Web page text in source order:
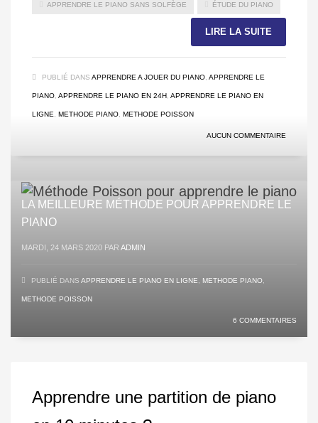
APPRENDRE LE PIANO SANS SOLFÈGE ÉTUDE DU PIANO
LIRE LA SUITE
PUBLIÉ DANS APPRENDRE A JOUER DU PIANO APPRENDRE LE
PIANO APPRENDRE LE PIANO EN 24H APPRENDRE LE PIANO EN
LIGNE METHODE PIANO METHODE POISSON
AUCUN COMMENTAIRE
LA MEILLEURE MÉTHODE POUR APPRENDRE LE
PIANO
MARDI, 24 MARS 2020 PAR ADMIN
PUBLIÉ DANS APPRENDRE LE PIANO EN LIGNE METHODE PIANO
METHODE POISSON
6 COMMENTAIRES
Apprendre une partition de piano